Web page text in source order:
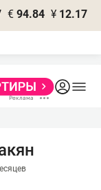
€ 94.84 ¥ 12.17